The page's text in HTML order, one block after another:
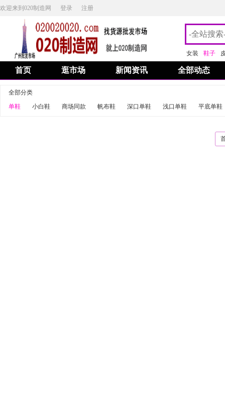
欢迎来到020制造网 登录 注册
女装 鞋子
首页 逛市场 新闻资讯 全部动态
全部分类
单鞋
小白鞋 商场同款 帆布鞋 深口单鞋 浅口单鞋 平底单鞋